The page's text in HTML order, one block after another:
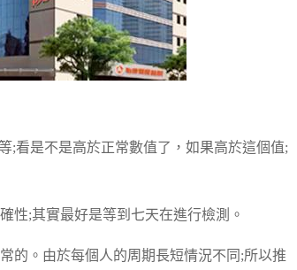
;看是不是高於正常數值了，如果高於這個值;
性;其實最好是等到七天在進行檢測。
的。由於每個人的周期長短情況不同;所以推